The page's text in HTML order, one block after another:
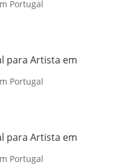
Portugal
para Artista em
Portugal
para Artista em
Portugal